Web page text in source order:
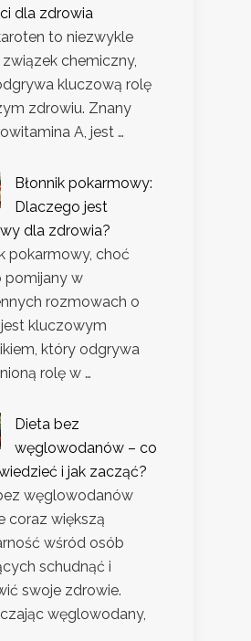
dla zdrowia
to niezwykle
chemiczny,
kluczową rolę
zdrowiu. Znany
A, jest …
Błonnik pokarmowy:
Dlaczego jest
dla zdrowia?
pokarmowy, choć
pomijany w
rozmowach o
jest kluczowym
który odgrywa
rolę w …
Dieta bez
węglowodanów – co
i jak zacząć?
węglowodanów
coraz większą
wśród osób
schudnąć i
swoje zdrowie.
węglowodany,